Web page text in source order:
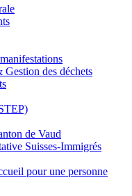
Gestion des déchets
de Vaud
Suisses-Immigrés
pour une personne